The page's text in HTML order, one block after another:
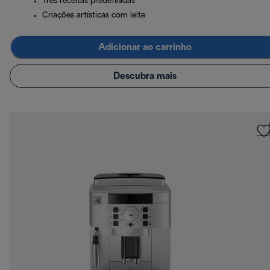
Criações artísticas com leite
Adicionar ao carrinho
Descubra mais